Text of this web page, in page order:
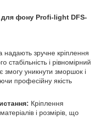
для фону Profi-light DFS-
надають зручне кріплення
і рівномірний
змогу уникнути зморшок і
професійну якість
Кріплення
і розмірів, що